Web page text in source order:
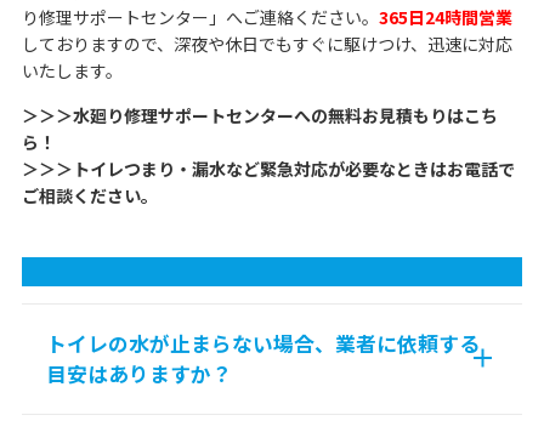
り修理サポートセンター」へご連絡ください。 365日24時間営業
しておりますので、深夜や休日でもすぐに駆けつけ、迅速に対応
いたします。
＞＞＞水廻り修理サポートセンターへの無料お見積もりはこち
ら！
＞＞＞トイレつまり・漏水など緊急対応が必要なときはお電話で
ご相談ください。
トイレの水が止まらない場合、業者に依頼する
目安はありますか？